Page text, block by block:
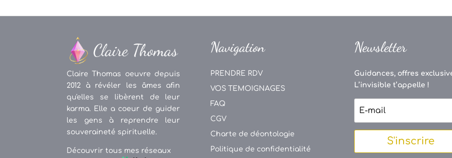
Claire Thomas oeuvre depuis
2012 à révéler les âmes afin
qu'elles se libèrent de leur
karma. Elle a coeur de guider
les gens à reprendre leur
souveraineté spirituelle.
Découvrir tous mes réseaux
Navigation
PRENDRE RDV
VOS TEMOIGNAGES
FAQ
CGV
Charte de déontologie
Politique de confidentialité
Newsletter
Guidances, offres
L’invisible t’appelle !
S'inscrire